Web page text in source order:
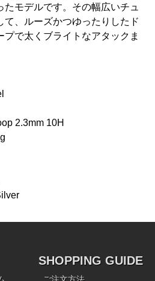
モデルです。その幅広いチュ
て、ルーズかつゆったりしたド
プで太くブライトなアタックま
2.3mm 10H
SHOPPING GUIDE